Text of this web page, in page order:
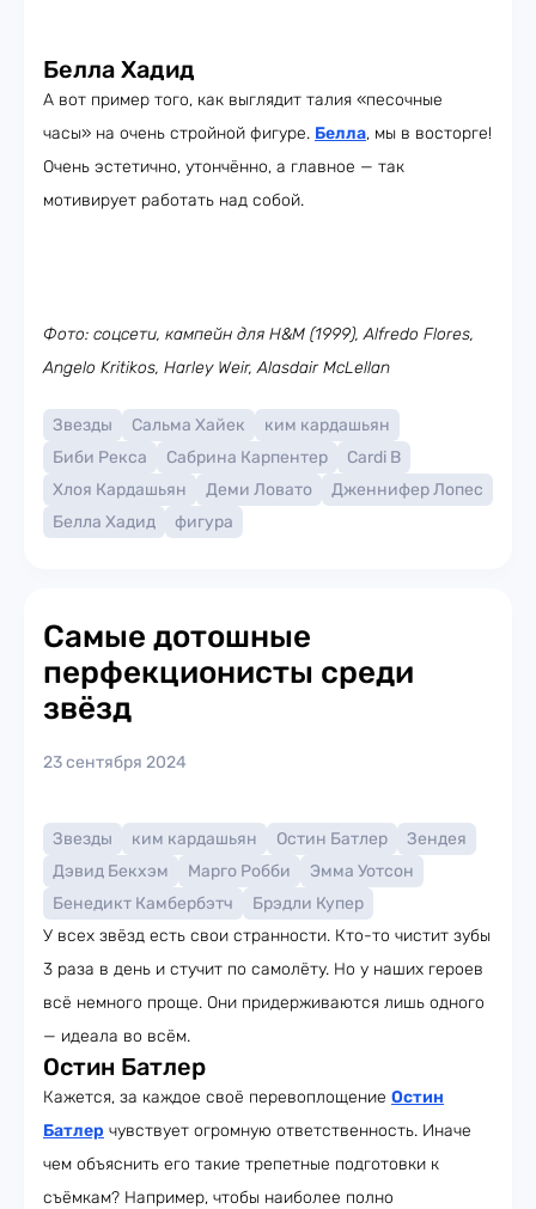
Белла Хадид
А вот пример того, как выглядит талия «песочные
часы» на очень стройной фигуре. Белла, мы в восторге!
Очень эстетично, утончённо, а главное — так
мотивирует работать над собой.
Фото: соцсети, кампейн для H&M (1999), Alfredo Flores,
Angelo Kritikos, Harley Weir, Alasdair McLellan
Звезды Сальма Хайек
ким кардашьян
Биби Рекса
Сабрина Карпентер
Cardi B
Хлоя Кардашьян
Деми Ловато
Дженнифер Лопес
Белла Хадид
фигура
Самые дотошные
перфекционисты среди
звёзд
23 сентября 2024
Звезды ким кардашьян Остин Батлер
Зендея
Дэвид Бекхэм
Марго Робби
Эмма Уотсон
Бенедикт Камбербэтч
Брэдли Купер
У всех звёзд есть свои странности. Кто-то чистит зубы
3 раза в день и стучит по самолёту. Но у наших героев
всё немного проще. Они придерживаются лишь одного
— идеала во всём.
Остин Батлер
Кажется, за каждое своё перевоплощение Остин
Батлер чувствует огромную ответственность. Иначе
чем объяснить его такие трепетные подготовки к
съёмкам? Например, чтобы наиболее полно